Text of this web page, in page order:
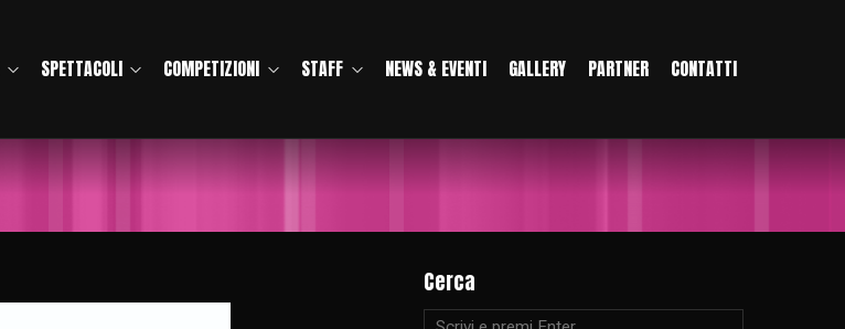
SPETTACOLI COMPETIZIONI STAFF NEWS & EVENTI GALLERY PARTNER CONTATTI
Cerca